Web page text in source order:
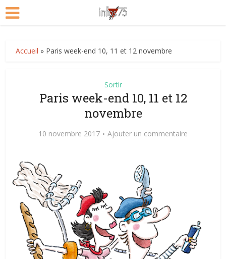
Accueil » Paris week-end 10, 11 et 12 novembre
Sortir
Paris week-end 10, 11 et 12
novembre
10 novembre 2017 Ajouter un commentaire